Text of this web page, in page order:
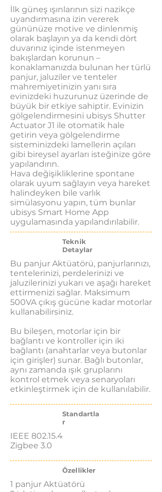
İlk güneş ışınlarının sizi nazikçe
uyandırmasına izin vererek
gününüze motive ve dinlenmiş
olarak başlayın ya da kendi dört
duvarınız içinde istenmeyen
bakışlardan korunun –
konaklamanızda bulunan her türlü
panjur, jaluziler ve tenteler
mahremiyetinizin yanı sıra
evinizdeki huzurunuz üzerinde de
büyük bir etkiye sahiptir. Evinizin
gölgelendirmesini ubisys Shutter
Actuator J1 ile otomatik hale
getirin veya gölgelendirme
sisteminizdeki lamellerin açıları
gibi bireysel ayarları isteğinize göre
yapılandırın.
Hava değişikliklerine spontane
olarak uyum sağlayın veya hareket
halindeyken bile varlık
simülasyonu yapın, tüm bunlar
ubisys Smart Home App
uygulamasında yapılandırılabilir.
Teknik
Detaylar
Bu panjur Aktüatörü, panjurlarınızı,
tentelerinizi, perdelerinizi ve
jaluzilerinizi yukarı ve aşağı hareket
ettirmenizi sağlar. Maksimum
500VA çıkış gücüne kadar motorlar
kullanabilirsiniz.
Bu bileşen, motorlar için bir
bağlantı ve kontroller için iki
bağlantı (anahtarlar veya butonlar
için girişler) sunar. Bağlı butonlar,
aynı zamanda ışık gruplarını
kontrol etmek veya senaryoları
etkinleştirmek için de kullanılabilir.
Standartla
r
IEEE 802.15.4
Zigbee 3.0
Özellikler
1 panjur Aktüatörü